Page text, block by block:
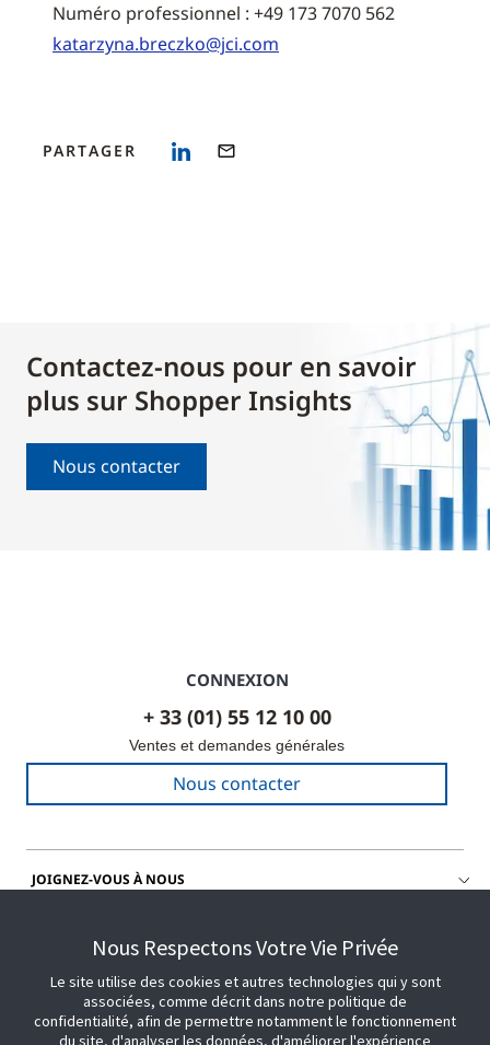
Numéro professionnel : +49 173 7070 562
katarzyna.breczko@jci.com
PARTAGER
Contactez-nous pour en savoir
plus sur Shopper Insights
Nous contacter
CONNEXION
+ 33 (01) 55 12 10 00
Ventes et demandes générales
Nous contacter
JOIGNEZ-VOUS À NOUS
OBTENIR DE L'AIDE
Nous Respectons Votre Vie Privée
Le site utilise des cookies et autres technologies qui y sont
associées, comme décrit dans notre politique de
confidentialité, afin de permettre notamment le fonctionnement
du site, d'analyser les données, d'améliorer l'expérience